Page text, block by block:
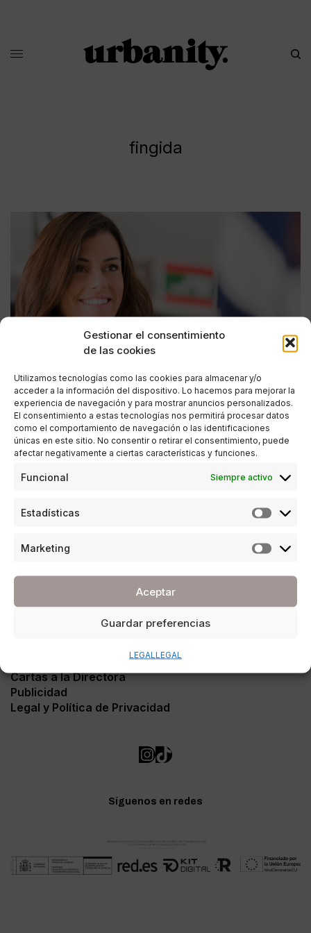
Gestionar el consentimiento
de las cookies
Utilizamos tecnologías como las cookies para almacenar y/o
acceder a la información del dispositivo. Lo hacemos para mejorar la
experiencia de navegación y para mostrar anuncios personalizados.
El consentimiento a estas tecnologías nos permitirá procesar datos
como el comportamiento de navegación o las identificaciones
únicas en este sitio. No consentir o retirar el consentimiento, puede
afectar negativamente a ciertas características y funciones.
Funcional Siempre activo
Estadísticas
Marketing
Aceptar
Guardar preferencias
LEGAL LEGAL
fingida
CRECIMIENTO PERSONAL
Cartas a la Directora
Publicidad
Legal y Política de Privacidad
Síguenos en redes